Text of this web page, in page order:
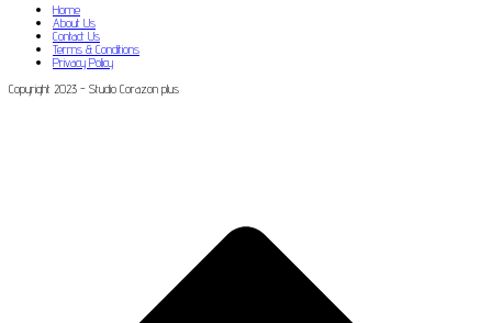
Home
About Us
Contact Us
Terms & Conditions
Privacy Policy
Copyright 2023 - Studio Corazon plus